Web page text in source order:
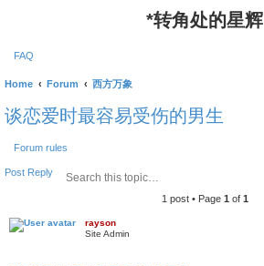
*转角处的星辉
FAQ
Home Forum 西方万象
谈恋爱时最容易受伤的男生
Forum rules
Post Reply
a
v
1 post • Page 1 of 1
rayson
Site Admin